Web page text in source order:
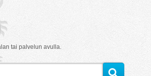
tai palvelun avulla.